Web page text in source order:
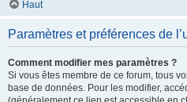
Haut
Paramètres et préférences de
Comment modifier mes paramètres ?
Si vous êtes membre de ce forum, tous
base de données. Pour les modifier,